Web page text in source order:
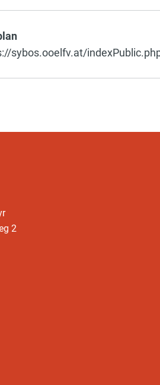
sybos.ooelfv.at/
2